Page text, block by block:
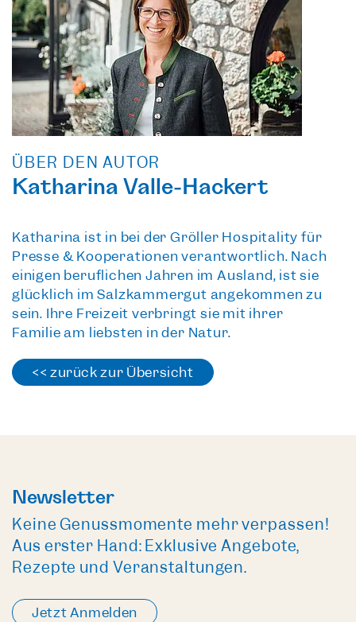
ÜBER DEN AUTOR
Katharina Valle-Hackert
Katharina ist in bei der Gröller Hospitality für
Presse & Kooperationen verantwortlich. Nach
einigen beruflichen Jahren im Ausland, ist sie
glücklich im Salzkammergut angekommen zu
sein. Ihre Freizeit verbringt sie mit ihrer
Familie am liebsten in der Natur.
<< zurück zur Übersicht
Newsletter
Keine Genussmomente mehr verpassen!
Aus erster Hand: Exklusive Angebote,
Rezepte und Veranstaltungen.
Jetzt Anmelden